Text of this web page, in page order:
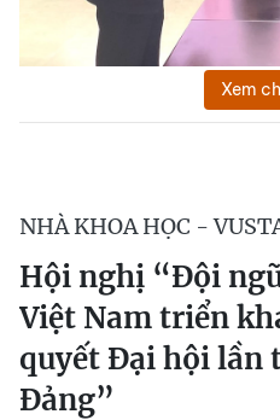
Xem
NHÀ KHOA HỌC -
Hội nghị “Đội
Việt Nam triển
quyết Đại hội lần
Đảng”